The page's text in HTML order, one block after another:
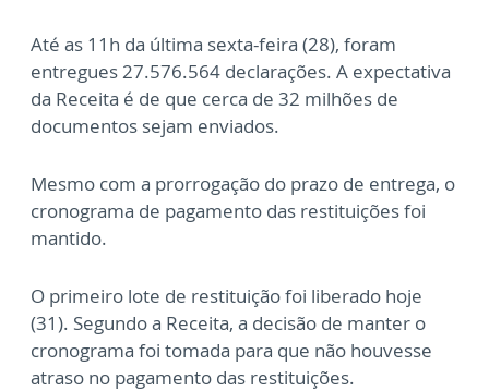
Até as 11h da última sexta-feira (28), foram
entregues 27.576.564 declarações. A expectativa
da Receita é de que cerca de 32 milhões de
documentos sejam enviados.
Mesmo com a prorrogação do prazo de entrega, o
cronograma de pagamento das restituições foi
mantido.
O primeiro lote de restituição foi liberado hoje
(31). Segundo a Receita, a decisão de manter o
cronograma foi tomada para que não houvesse
atraso no pagamento das restituições.